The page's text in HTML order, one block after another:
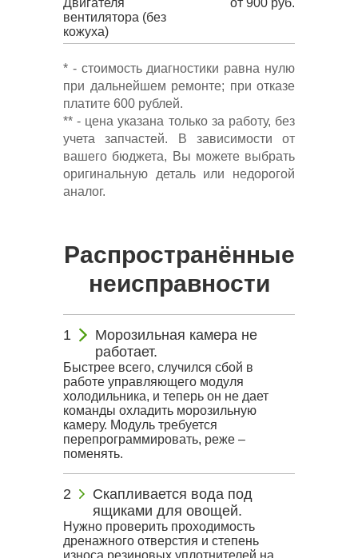
Двигателя
вентилятора (без
кожуха)
от 900 руб.
* - стоимость диагностики равна нулю
при дальнейшем ремонте; при отказе
платите 600 рублей.
** - цена указана только за работу, без
учета запчастей. В зависимости от
вашего бюджета, Вы можете выбрать
оригинальную деталь или недорогой
аналог.
Распространённые
неисправности
Морозильная камера не
работает.
Быстрее всего, случился сбой в
работе управляющего модуля
холодильника, и теперь он не дает
команды охладить морозильную
камеру. Модуль требуется
перепрограммировать, реже –
поменять.
Скапливается вода под
ящиками для овощей.
Нужно проверить проходимость
дренажного отверстия и степень
износа резиновых уплотнителей на